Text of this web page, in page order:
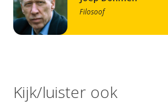
Filosoof
Kijk/luister ook